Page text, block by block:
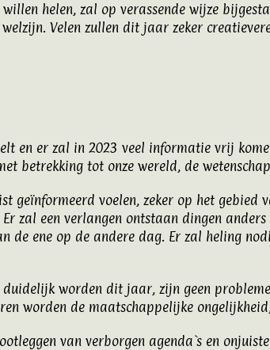
helen, zal op verassende wijze
Velen zullen dit jaar zeker
en er zal in 2023 veel informatie vrij
betrekking tot onze wereld, de
geïnformeerd voelen, zeker op het
zal een verlangen ontstaan dingen
ene op de andere dag. Er zal heling
worden dit jaar, zijn geen
worden de maatschappelijke
van verborgen agenda`s en